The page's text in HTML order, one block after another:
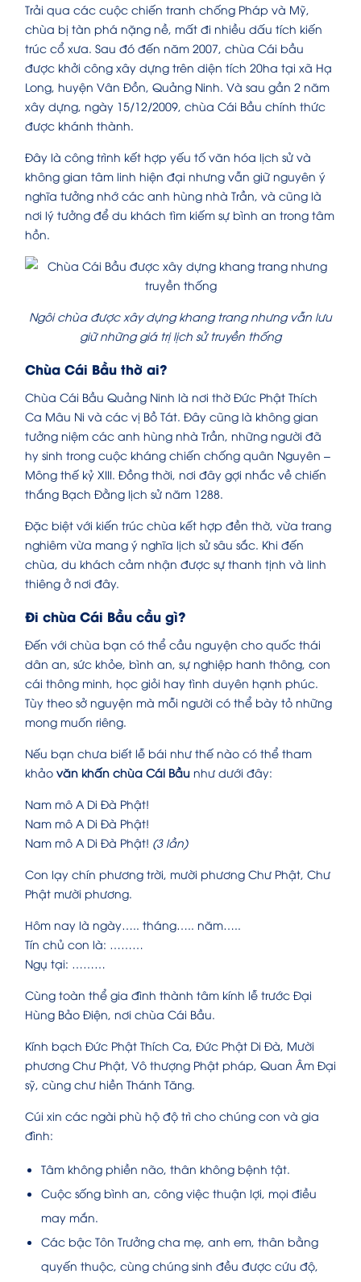
Trải qua các cuộc chiến tranh chống Pháp và Mỹ,
chùa bị tàn phá nặng nề, mất đi nhiều dấu tích kiến
trúc cổ xưa. Sau đó đến năm 2007, chùa Cái bầu
được khởi công xây dựng trên diện tích 20ha tại xã Hạ
Long, huyện Vân Đồn, Quảng Ninh. Và sau gần 2 năm
xây dựng, ngày 15/12/2009, chùa Cái Bầu chính thức
được khánh thành.
Đây là công trình kết hợp yếu tố văn hóa lịch sử và
không gian tâm linh hiện đại nhưng vẫn giữ nguyên ý
nghĩa tưởng nhớ các anh hùng nhà Trần, và cũng là
nơi lý tưởng để du khách tìm kiếm sự bình an trong tâm
hồn.
Ngôi chùa được xây dựng khang trang nhưng vẫn lưu
giữ những giá trị lịch sử truyền thống
Chùa Cái Bầu thờ ai?
Chùa Cái Bầu Quảng Ninh là nơi thờ Đức Phật Thích
Ca Mâu Ni và các vị Bồ Tát. Đây cũng là không gian
tưởng niệm các anh hùng nhà Trần, những người đã
hy sinh trong cuộc kháng chiến chống quân Nguyên –
Mông thế kỷ XIII. Đồng thời, nơi đây gợi nhắc về chiến
thắng Bạch Đằng lịch sử năm 1288.
Đặc biệt với kiến trúc chùa kết hợp đền thờ, vừa trang
nghiêm vừa mang ý nghĩa lịch sử sâu sắc. Khi đến
chùa, du khách cảm nhận được sự thanh tịnh và linh
thiêng ở nơi đây.
Đi chùa Cái Bầu cầu gì?
Đến với chùa bạn có thể cầu nguyện cho quốc thái
dân an, sức khỏe, bình an, sự nghiệp hanh thông, con
cái thông minh, học giỏi hay tình duyên hạnh phúc.
Tùy theo sở nguyện mà mỗi người có thể bày tỏ những
mong muốn riêng.
Nếu bạn chưa biết lễ bái như thế nào có thể tham
khảo văn khấn chùa Cái Bầu như dưới đây:
Nam mô A Di Đà Phật!
Nam mô A Di Đà Phật!
Nam mô A Di Đà Phật! (3 lần)
Con lạy chín phương trời, mười phương Chư Phật, Chư
Phật mười phương.
Hôm nay là ngày….. tháng….. năm…..
Tín chủ con là: ………
Ngụ tại: ………
Cùng toàn thể gia đình thành tâm kính lễ trước Đại
Hùng Bảo Điện, nơi chùa Cái Bầu.
Kính bạch Đức Phật Thích Ca, Đức Phật Di Đà, Mười
phương Chư Phật, Vô thượng Phật pháp, Quan Âm Đại
sỹ, cùng chư hiền Thánh Tăng.
Cúi xin các ngài phù hộ độ trì cho chúng con và gia
đình:
Tâm không phiền não, thân không bệnh tật.
Cuộc sống bình an, công việc thuận lợi, mọi điều
may mắn.
Các bậc Tôn Trưởng cha mẹ, anh em, thân bằng
quyến thuộc, cùng chúng sinh đều được cứu độ,